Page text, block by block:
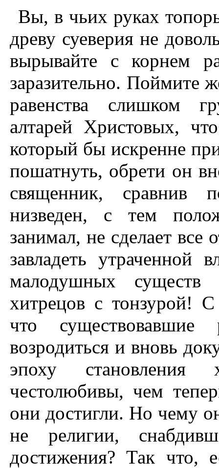
Вы, в чьих руках
древу суеверия не
вырывайте с корнем
заразительно. Поймите
равенства слишком
алтарей Христовых,
который бы искренне
пошатнуть, обрети он
священник, сравнив
низведен, с тем
занимал, не сделает все
завладеть утраченной
малодушных существ
хитрецов с тонзурой!
что
возродиться и вновь
эпоху становления
честолюбивы, чем
они достигли. Но чему
не религии,
достижения? Так что,